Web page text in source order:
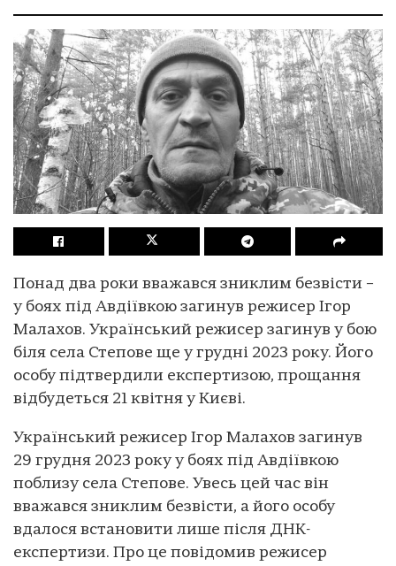
Понад два роки вважався зниклим безвісти –
у боях під Авдіївкою загинув режисер Ігор
Малахов. Український режисер загинув у бою
біля села Степове ще у грудні 2023 року. Його
особу підтвердили експертизою, прощання
відбудеться 21 квітня у Києві.
Український режисер Ігор Малахов загинув
29 грудня 2023 року у боях під Авдіївкою
поблизу села Степове. Увесь цей час він
вважався зниклим безвісти, а його особу
вдалося встановити лише після ДНК-
експертизи. Про це повідомив режисер